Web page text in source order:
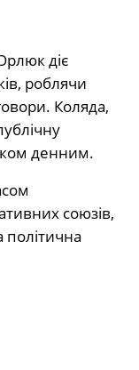
діє
роблячи
Коляда,
денним.
союзів,